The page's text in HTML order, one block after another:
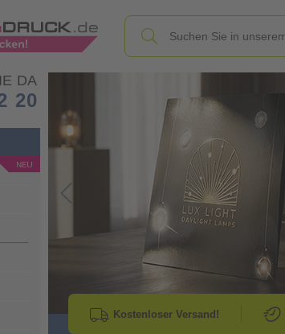
DA
20
Go to Previous Slide
Kostenloser Versand!